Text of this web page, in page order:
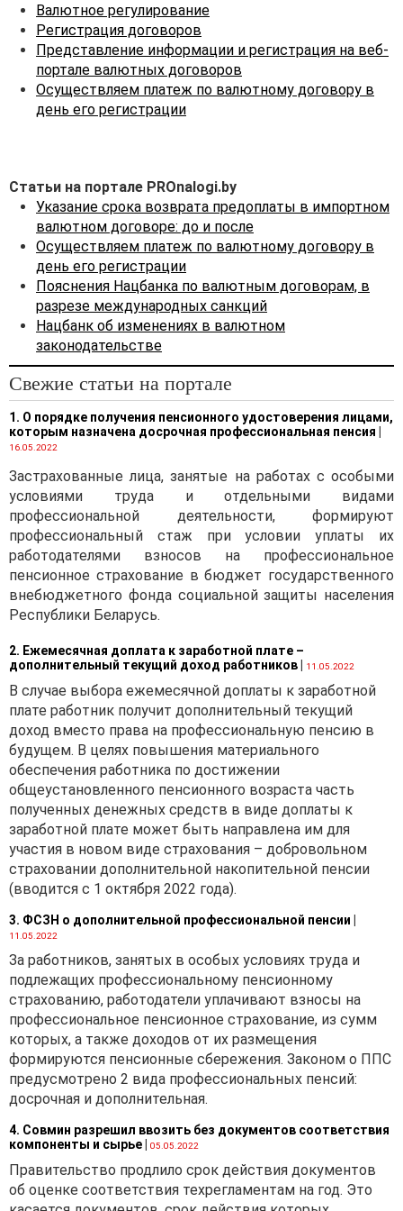
о валютном регулировании.
В ч. 2
о валютном регулировании
установлено, что валютные
договоры, заключаемые
нерезидентами по:
· оплате переданных
нерезиденту товаров,
исключительных прав на
объекты интеллектуальной
собственности,
(внесению арендной платы
и иных связанных
с арендой платежей),
выполненных работ,
· возврату
нерезидентом белорусских
рублей, иностранной
валюты, внесенных
резидентом в качестве
предварительной оплаты,
в случае неисполнения или
объеме нерезидентом
обязательств по передаче
товаров, нераскрытой
информации,
исключительных прав на
объекты интеллектуальной
собственности,
имущественных прав,
имущества в аренду,
выполнению работ,
оказанию услуг.
Таким образом:
· экспортный
валютный договор должен
нерезидентом своих
обязательств;
· импортный
валютный договор должен
содержать срок возврата
предоплаты в случае
неисполнения или
исполнения не в полном
объеме нерезидентом
Согласно письму
Национального банка
Валютное регулирование
Регистрация договоров
Представление информации и регистрация на веб-
портале валютных договоров
Осуществляем платеж по валютному договору в
день его регистрации
Статьи на портале PROnalogi.by
Указание срока возврата предоплаты в импортном
валютном договоре: до и после
Осуществляем платеж по валютному договору в
день его регистрации
Пояснения Нацбанка по валютным договорам, в
разрезе международных санкций
Нацбанк об изменениях в валютном
законодательстве
Свежие статьи на портале
1. О порядке получения пенсионного удостоверения лицами,
которым назначена досрочная профессиональная пенсия |
16.05.2022
Застрахованные лица, занятые на работах с особыми
условиями труда и отдельными видами
профессиональной деятельности, формируют
профессиональный стаж при условии уплаты их
работодателями взносов на профессиональное
пенсионное страхование в бюджет государственного
внебюджетного фонда социальной защиты населения
Республики Беларусь.
2. Ежемесячная доплата к заработной плате –
дополнительный текущий доход работников| 11.05.2022
В случае выбора ежемесячной доплаты к заработной
плате работник получит дополнительный текущий
доход вместо права на профессиональную пенсию в
будущем. В целях повышения материального
обеспечения работника по достижении
общеустановленного пенсионного возраста часть
полученных денежных средств в виде доплаты к
заработной плате может быть направлена им для
участия в новом виде страхования – добровольном
страховании дополнительной накопительной пенсии
(вводится с 1 октября 2022 года).
3. ФСЗН о дополнительной профессиональной пенсии |
11.05.2022
За работников, занятых в особых условиях труда и
подлежащих профессиональному пенсионному
страхованию, работодатели уплачивают взносы на
профессиональное пенсионное страхование, из сумм
которых, а также доходов от их размещения
формируются пенсионные сбережения. Законом о ППС
предусмотрено 2 вида профессиональных пенсий:
досрочная и дополнительная.
4. Совмин разрешил ввозить без документов соответствия
компоненты и сырье| 05.05.2022
Правительство продлило срок действия документов
об оценке соответствия техрегламентам на год. Это